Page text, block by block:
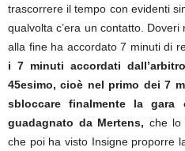
trascorrere il tempo con evidenti
qualvolta c’era un contatto.
alla fine ha accordato 7 minuti di
i 7 minuti accordati
45esimo, cioè nel primo dei 7
sbloccare finalmente la
guadagnato da Mertens, che lo
che poi ha visto Insigne proporre